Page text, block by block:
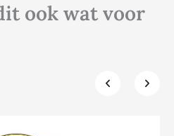
ook wat voor